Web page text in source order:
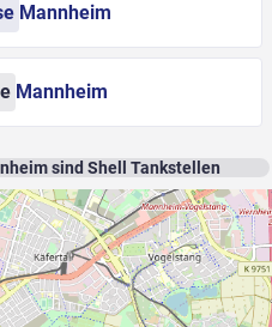
Mannheim
Mannheim
sind Shell Tankstellen